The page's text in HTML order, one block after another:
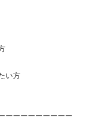
い方
ーーーーーーーーー